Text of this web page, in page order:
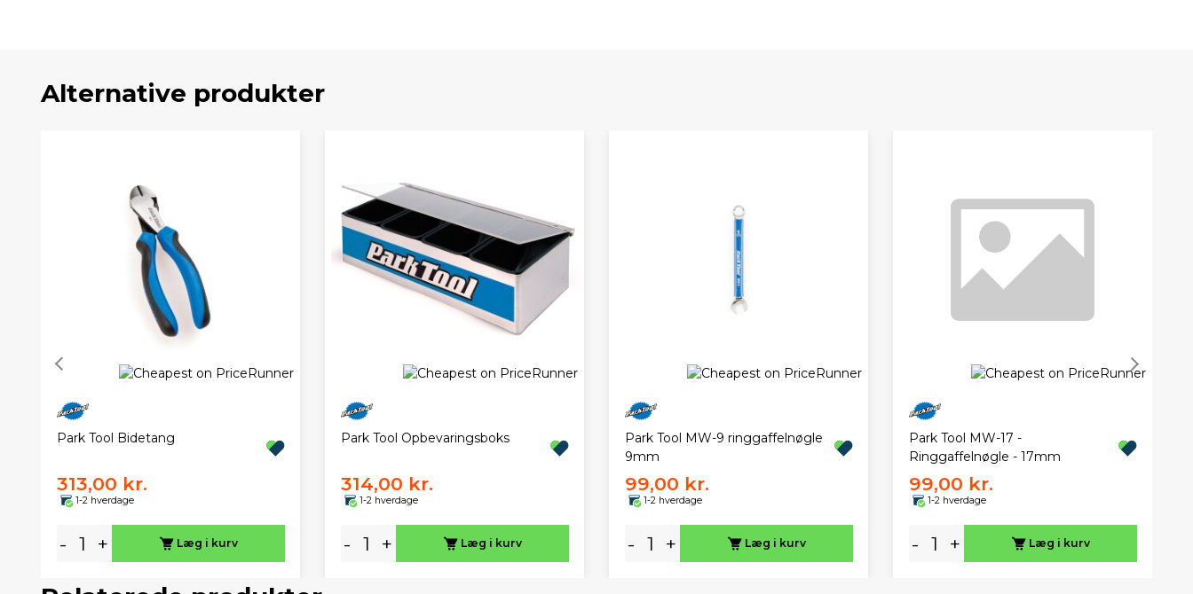
Alternative produkter
Park Tool Bidetang
313,00 kr.
1-2 hverdage
- + Læg i kurv
Park Tool Opbevaringsboks
314,00 kr.
1-2 hverdage
- + Læg i kurv
Park Tool MW-9 ringgaffelnøgle
9mm
99,00 kr.
1-2 hverdage
- + Læg i kurv
Park Tool MW-17 -
Ringgaffelnøgle - 17mm
99,00 kr.
1-2 hverdage
- + Læg i kurv